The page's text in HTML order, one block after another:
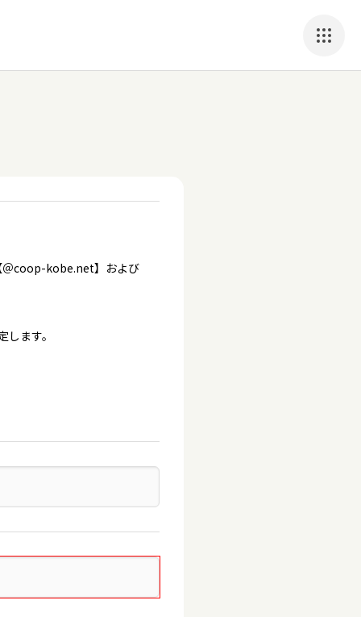
＠coop-kobe.net】および
ます。